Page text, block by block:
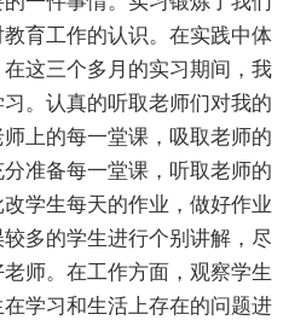
育工作的认识。在实践中体
这三个多月的实习期间，我
。认真的听取老师们对我的
上的每一堂课，吸取老师的
准备每一堂课，听取老师的
学生每天的作业，做好作业
多的学生进行个别讲解，尽
师。在工作方面，观察学生
学习和生活上存在的问题进